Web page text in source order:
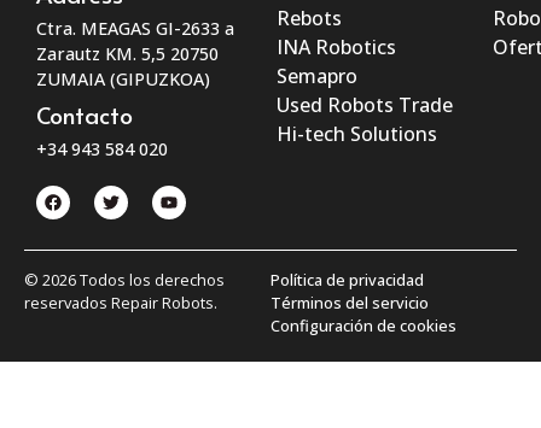
Ctra. MEAGAS GI-2633 a
Zarautz KM. 5,5 20750
ZUMAIA (GIPUZKOA)
Contacto
+34 943 584 020
Rebots
INA Robotics
Semapro
Used Robots Trade
Hi-tech Solutions
© 2026 Todos los derechos
reservados Repair Robots.
Política de privacidad
Términos del servicio
Configuración de cookies